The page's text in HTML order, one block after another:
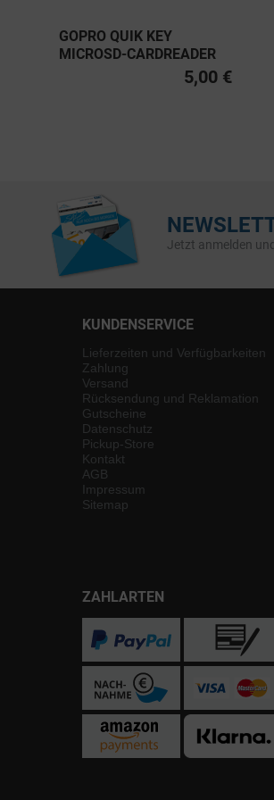
GOPRO QUIK KEY
MICROSD-CARDREADER
5,00 €
Jetzt anmelden
KUNDENSERVICE
Lieferzeiten und Verfügbarkeiten
Zahlung
Versand
Rücksendung und Reklamation
Gutscheine
Datenschutz
Pickup-Store
Kontakt
AGB
Impressum
Sitemap
ZAHLARTEN